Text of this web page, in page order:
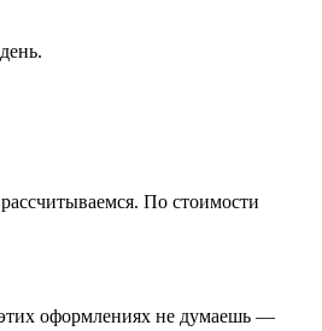
По стоимости
оформлениях не думаешь —